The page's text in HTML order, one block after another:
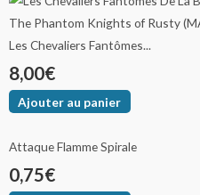
Les Chevaliers Fantômes...
8,00€
Ajouter au panier
Attaque Flamme Spirale
0,75€